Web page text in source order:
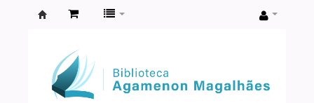
Agamenon
Magalhães